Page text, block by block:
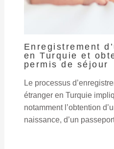
Enregistrement
en Turquie et
permis de séjour
Le processus
étranger en Turquie
notamment l’obtention
naissance, d’un